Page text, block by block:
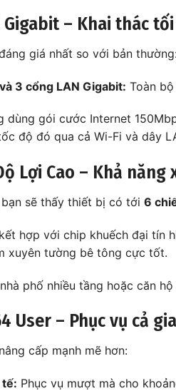
Gigabit – Khai thác
giá nhất so với bản
3 cổng LAN Gigabit: Toàn
dùng gói cước Internet
độ đó qua cả Wi-Fi và dây
Lợi Cao – Khả
sẽ thấy thiết bị có tới 6
hợp với chip khuếch đại tín
xuyên tường bê tông cực tốt.
phố nhiều tầng hoặc căn
User – Phục vụ cả
cấp mạnh mẽ hơn:
Phục vụ mượt mà cho